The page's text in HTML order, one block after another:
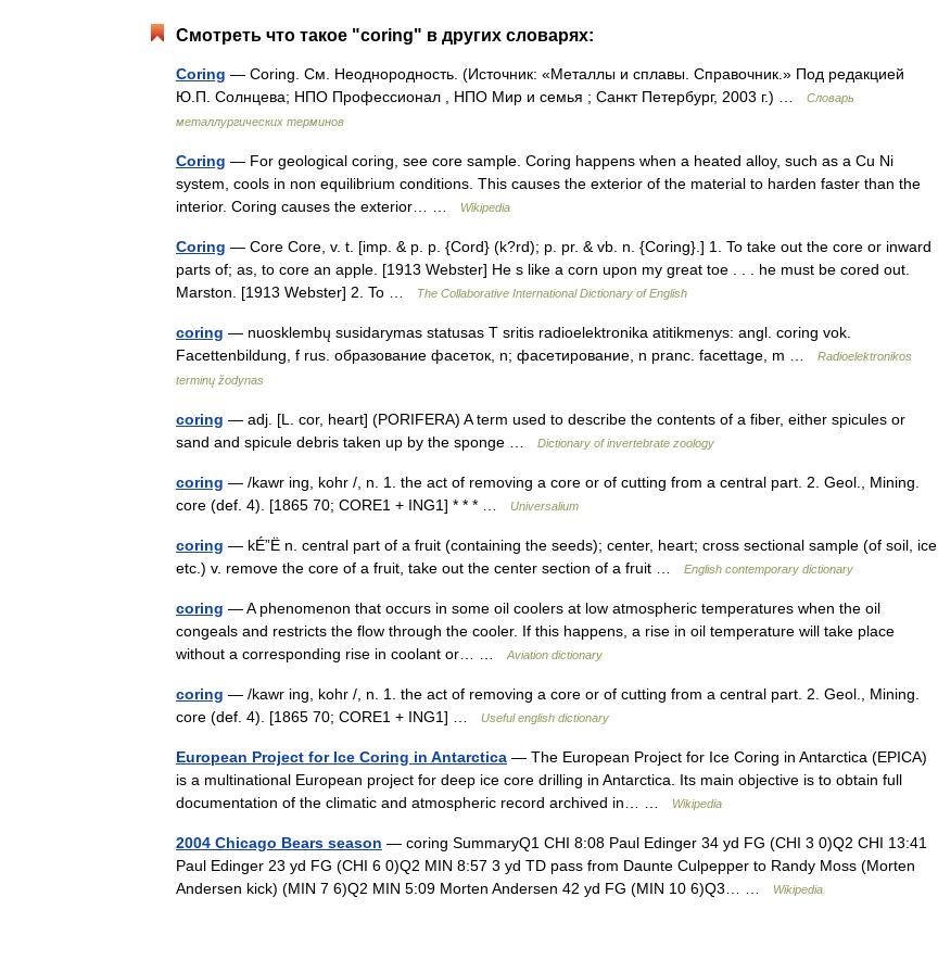
Смотреть что такое "coring" в других словарях:
Coring — Coring. См. Неоднородность. (Источник: «Металлы и сплавы. Справочник.» Под редакцией
Ю.П. Солнцева; НПО Профессионал , НПО Мир и семья ; Санкт Петербург, 2003 г.) …
Словарь
металлургических терминов
Coring — For geological coring, see core sample. Coring happens when a heated alloy, such as a Cu Ni
system, cools in non equilibrium conditions. This causes the exterior of the material to harden faster than the
interior. Coring causes the exterior… …
Wikipedia
Coring — Core Core, v. t. [imp. & p. p. {Cord} (k?rd); p. pr. & vb. n. {Coring}.] 1. To take out the core or inward
parts of; as, to core an apple. [1913 Webster] He s like a corn upon my great toe . . . he must be cored out.
Marston. [1913 Webster] 2. To …
The Collaborative International Dictionary of English
coring — nuosklembų susidarymas statusas T sritis radioelektronika atitikmenys: angl. coring vok.
Facettenbildung, f rus. образование фасеток, n; фасетирование, n pranc. facettage, m …
Radioelektronikos
terminų žodynas
coring — adj. [L. cor, heart] (PORIFERA) A term used to describe the contents of a fiber, either spicules or
sand and spicule debris taken up by the sponge …
Dictionary of invertebrate zoology
coring — /kawr ing, kohr /, n. 1. the act of removing a core or of cutting from a central part. 2. Geol., Mining.
core (def. 4). [1865 70; CORE1 + ING1] * * * …
Universalium
coring — kÉ”Ë n. central part of a fruit (containing the seeds); center, heart; cross sectional sample (of soil, ice,
etc.) v. remove the core of a fruit, take out the center section of a fruit …
English contemporary dictionary
coring — A phenomenon that occurs in some oil coolers at low atmospheric temperatures when the oil
congeals and restricts the flow through the cooler. If this happens, a rise in oil temperature will take place
without a corresponding rise in coolant or… …
Aviation dictionary
coring — /kawr ing, kohr /, n. 1. the act of removing a core or of cutting from a central part. 2. Geol., Mining.
core (def. 4). [1865 70; CORE1 + ING1] …
Useful english dictionary
European Project for Ice Coring in Antarctica — The European Project for Ice Coring in Antarctica (EPICA)
is a multinational European project for deep ice core drilling in Antarctica. Its main objective is to obtain full
documentation of the climatic and atmospheric record archived in… …
Wikipedia
2004 Chicago Bears season — coring SummaryQ1 CHI 8:08 Paul Edinger 34 yd FG (CHI 3 0)Q2 CHI 13:41
Paul Edinger 23 yd FG (CHI 6 0)Q2 MIN 8:57 3 yd TD pass from Daunte Culpepper to Randy Moss (Morten
Andersen kick) (MIN 7 6)Q2 MIN 5:09 Morten Andersen 42 yd FG (MIN 10 6)Q3… …
Wikipedia